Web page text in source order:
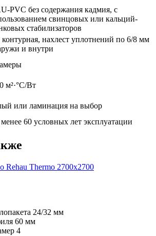
PVC без содержания кадмия, с
свинцовых или кальций-
стабилизаторов
контурная, нахлест уплотнений по 6/8 мм
и внутри
м²·°С/Вт
или ламинация на выбор
60 условных лет эксплуатации
Rehau Thermo 2700x2700
24/32 мм
60 мм
4